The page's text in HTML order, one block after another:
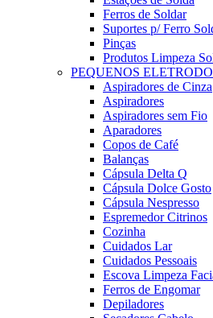
Ferros de Soldar
Suportes p/ Ferro
Pinças
Produtos Limpeza
PEQUENOS
Aspiradores de Cinza
Aspiradores
Aspiradores sem Fio
Aparadores
Copos de Café
Balanças
Cápsula Delta Q
Cápsula Dolce Gosto
Cápsula Nespresso
Espremedor Citrinos
Cozinha
Cuidados Lar
Cuidados Pessoais
Escova Limpeza
Ferros de Engomar
Depiladores